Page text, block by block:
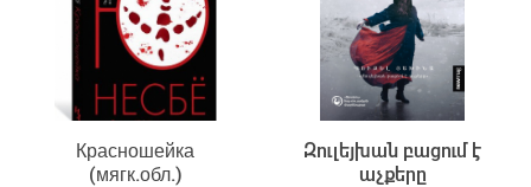
Красношейка
(мягк.обл.)
Զուլեյխան բացում է
աչքերը